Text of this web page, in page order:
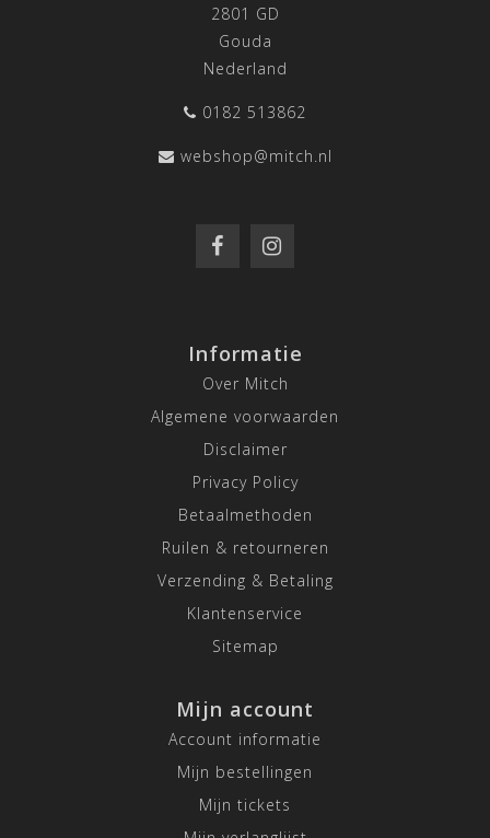
2801 GD
Gouda
Nederland
0182 513862
webshop@mitch.nl
Informatie
Over Mitch
Algemene voorwaarden
Disclaimer
Privacy Policy
Betaalmethoden
Ruilen & retourneren
Verzending & Betaling
Klantenservice
Sitemap
Mijn account
Account informatie
Mijn bestellingen
Mijn tickets